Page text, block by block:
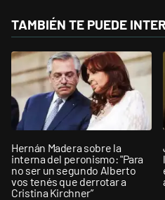
TAMBIÉN TE PUEDE
Hernán Madera sobre la
interna del peronismo: "Para
no ser un segundo Alberto
vos tenés que derrotar a
Cristina Kirchner”